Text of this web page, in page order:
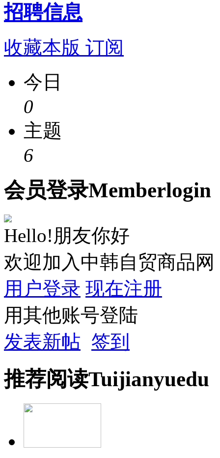
招聘信息
收藏本版 订阅
今日
0
主题
6
会员登录Memberlogin
Hello!朋友你好
欢迎加入中韩自贸商品网
用户登录 现在注册
用其他账号登陆
发表新帖 签到
推荐阅读Tuijianyuedu